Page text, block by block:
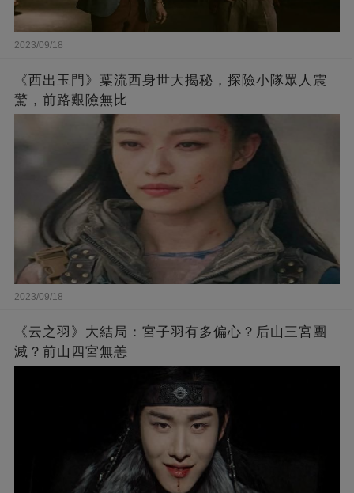
2023/09/18
《西出玉門》葉流西身世大揭秘，探險小隊眾人震
驚，前路艱險無比
2023/09/18
《云之羽》大結局：宮子羽有多偏心？后山三宮團
滅？前山四宮無恙